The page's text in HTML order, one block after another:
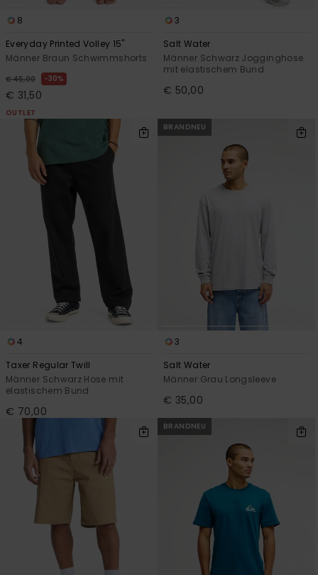
8
Everyday Printed Volley 15"
Männer Braun Schwimmshorts
€ 45,00 30%
€ 31,50
OUTLET
3
Salt Water
Männer Schwarz Jogginghose
mit elastischem Bund
€ 50,00
4
Taxer Regular Twill
Männer Schwarz Hose mit
elastischem Bund
€ 70,00
BRANDNEU
3
Salt Water
Männer Grau Longsleeve
€ 35,00
BRANDNEU